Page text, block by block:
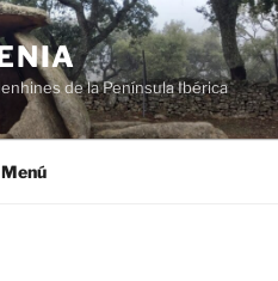
de la Península Ibérica
Menú